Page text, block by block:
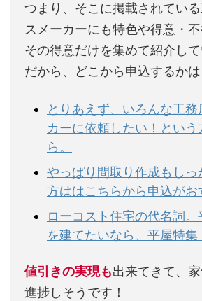
つまり、そこに掲載されてい
スメーカーにも特色や得意・不
その得意だけを集めて紹介して
だから、どこから申込するかは
とりあえず、いろんな工
カーに依頼したい！とい
ら。
やっぱり間取り作成もしっ
方ははこちらから申込がお
ローコスト住宅の代名詞
を建てたいなら、平屋特集
値引きの実現も出来てきて、
進捗しそうです！